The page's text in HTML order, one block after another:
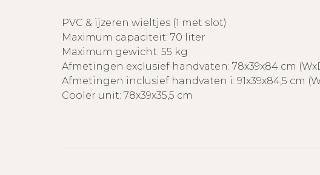
PVC & ijzeren wieltjes (1 met slot)
Maximum capaciteit: 70 liter
Maximum gewicht: 55 kg
Afmetingen exclusief handvaten: 78x39x84 cm
Afmetingen inclusief handvaten i: 91x39x84,5 cm
Cooler unit: 78x39x35,5 cm